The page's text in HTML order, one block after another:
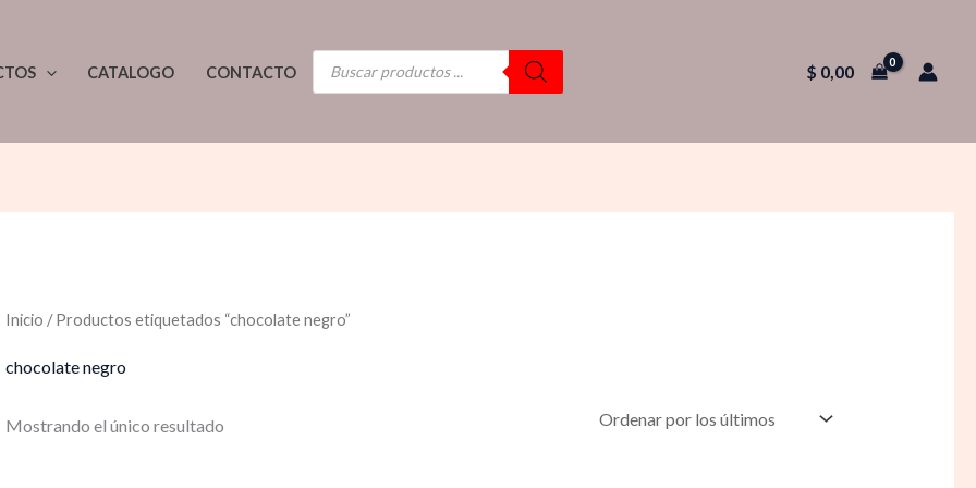
CATALOGO CONTACTO
BÚSQUEDA
DE
PRODUCTOS
$ 0,00
Inicio / Productos etiquetados “chocolate negro”
chocolate negro
Mostrando el único resultado